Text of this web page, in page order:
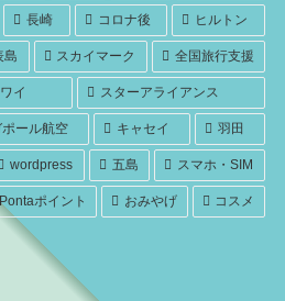
長崎 コロナ後 ヒルトン
島 スカイマーク 全国旅行支援
イ スターアライアンス
ール航空 キャセイ 羽田
wordpress 五島 スマホ・SIM
ポイント おみやげ コスメ